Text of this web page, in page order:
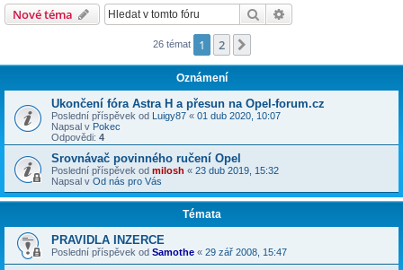
Nové téma Hledat
26 témat 1 2
Oznámení
Ukončení fóra Astra H a přesun na Opel-forum.cz
Poslední příspěvek od Luigy87 « 01 dub 2020, 10:07
Napsal v Pokec
Odpovědi: 4
Srovnávač povinného ručení Opel
Poslední příspěvek od milosh « 23 dub 2019, 15:32
Napsal v Od nás pro Vás
Témata
PRAVIDLA INZERCE
Poslední příspěvek od Samothe « 29 zář 2008, 15:47